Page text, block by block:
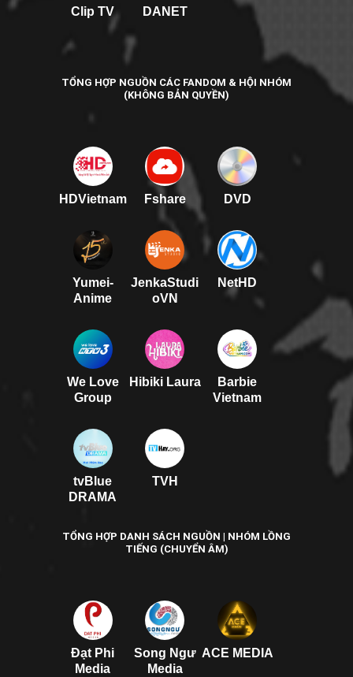
Clip TV DANET
TỔNG HỢP NGUỒN CÁC FANDOM & HỘI NHÓM
(KHÔNG BẢN QUYỀN)
HDVietnam Fshare DVD
Yumei-
Anime
JenkaStudi
oVN
NetHD
We Love
Group
Hibiki Laura
Barbie
Vietnam
tvBlue
DRAMA
TVH
TỔNG HỢP DANH SÁCH NGUỒN | NHÓM LỒNG
TIẾNG (CHUYỂN ÂM)
Đạt Phi
Media
Song Ngư
Media
ACE MEDIA